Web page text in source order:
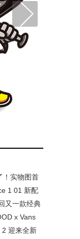
！实物图首
1 01 新配
又一款经典
x Vans
2 迎来全新